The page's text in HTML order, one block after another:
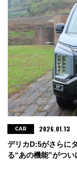
デリカD:5がさらに
る“あの機能”がつい
CAR 2026.01.13